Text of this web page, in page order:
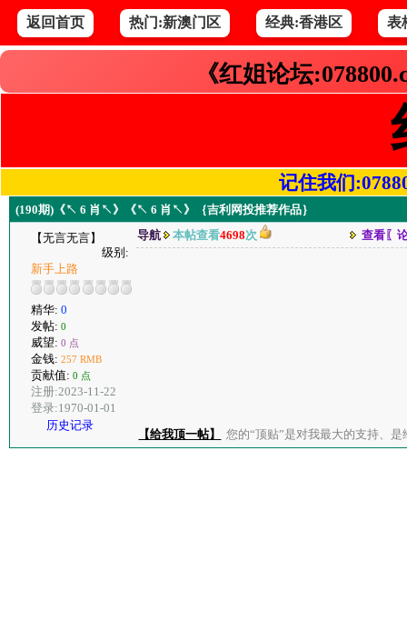
返回首页 热门:新澳门区 经典:香港区 表
《红姐论坛
记住我们
(190期)《↖ 6 肖↖》《↖ 6 肖↖》｛吉利网投推荐作品｝
【无言无言】
级别:
新手上路
精华: 0
发帖: 0
威望: 0 点
金钱: 257 RMB
贡献值: 0 点
注册:2023-11-22
登录:1970-01-01
历史记录
导航 本帖查看4698次 查看〖
【给我顶一帖】 您的“顶贴”是对我最大的支持、